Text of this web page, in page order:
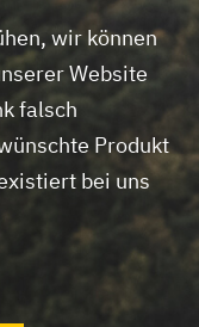
wir können
Website
falsch
Produkt
bei uns